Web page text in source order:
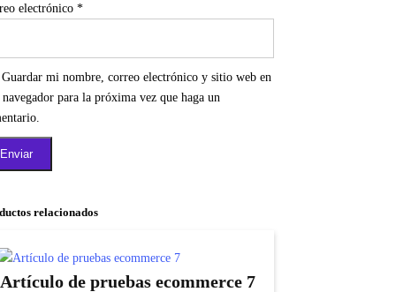
electrónico *
Guardar mi nombre, correo electrónico y sitio web en
navegador para la próxima vez que haga un
relacionados
Artículo de pruebas ecommerce 7